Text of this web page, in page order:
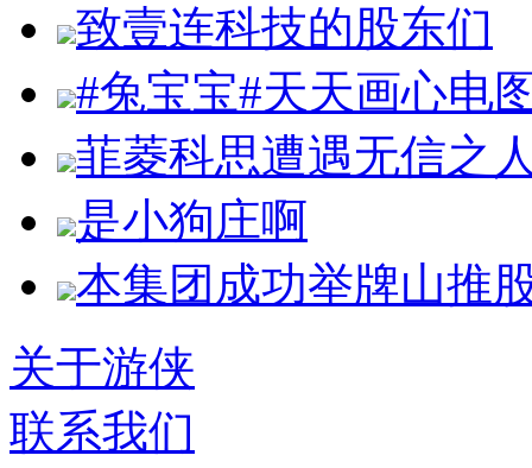
致壹连科技的股东们
#兔宝宝#天天画心电
菲菱科思遭遇无信之
是小狗庄啊
本集团成功举牌山推
关于游侠
联系我们